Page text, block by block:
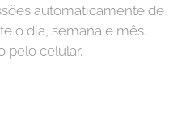
automaticamente de
o dia, semana e mês.
pelo celular.